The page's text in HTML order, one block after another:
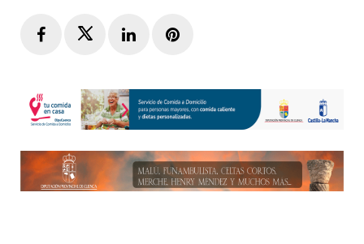
FacebookTwitterLinkedInPinterest